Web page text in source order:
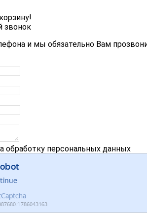
звонок
и мы обязательно Вам
обработку персональных данных